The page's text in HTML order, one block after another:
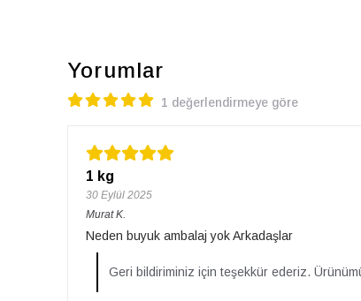
Yorumlar
1 değerlendirmeye göre
1 kg
30 Eylül 2025
Murat K.
Neden buyuk ambalaj yok Arkadaşlar
Geri bildiriminiz için teşekkür ederiz.